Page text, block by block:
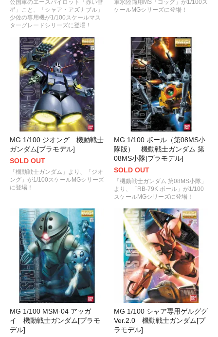
公国軍のエースパイロット「赤い彗
星」こと、「シャア・アズナブル」
少佐の専用機が1/100スケールマス
ターグレードシリーズに登場！
軍水陸両用MS「ゴッグ」が1/100ス
ケールMGシリーズに登場！
MG 1/100 ジオング 機動戦士
ガンダム[プラモデル]
SOLD OUT
「機動戦士ガンダム」より、「ジオ
ング」が1/100スケールMGシリーズ
に登場！
MG 1/100 ボール（第08MS小
隊版） 機動戦士ガンダム 第
08MS小隊[プラモデル]
SOLD OUT
「機動戦士ガンダム 第08MS小隊」
より、「RB-79K ボール」が1/100
スケールMGシリーズに登場！
MG 1/100 MSM-04 アッガ
イ 機動戦士ガンダム[プラモ
デル]
MG 1/100 シャア専用ゲルググ
Ver.2.0 機動戦士ガンダム[プ
ラモデル]